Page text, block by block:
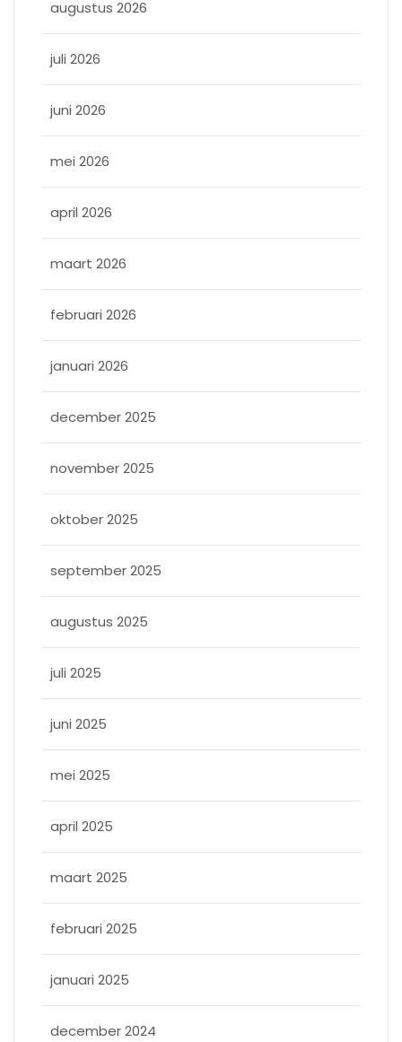
augustus 2026
juli 2026
juni 2026
mei 2026
april 2026
maart 2026
februari 2026
januari 2026
december 2025
november 2025
oktober 2025
september 2025
augustus 2025
juli 2025
juni 2025
mei 2025
april 2025
maart 2025
februari 2025
januari 2025
december 2024